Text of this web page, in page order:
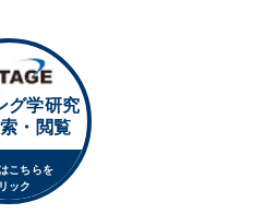
グ学研究
・閲覧
こちらを
ック